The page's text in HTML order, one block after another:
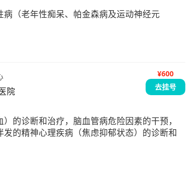
（老年性痴呆、帕金森病及运动神经元
院
¥600
去挂号
的诊断和治疗，脑血管病危险因素的干预，
的精神心理疾病（焦虑抑郁状态）的诊断和